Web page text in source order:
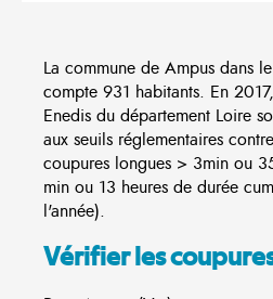
La commune de Ampus dans
compte 931 habitants. En
Enedis du département Loire
aux seuils réglementaires
coupures longues > 3min ou
min ou 13 heures de durée
l'année).
Vérifier les